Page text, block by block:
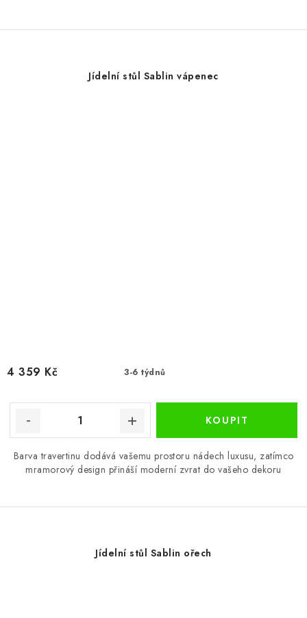
Jídelní stůl Sablin vápenec
3-6 týdnů
4 359 Kč
Barva travertinu dodává vašemu prostoru nádech luxusu, zatímco
mramorový design přináší moderní zvrat do vašeho dekoru
Jídelní stůl Sablin ořech